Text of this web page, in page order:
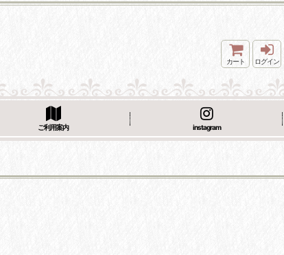
カート ログイン
ご利用案内 instagram